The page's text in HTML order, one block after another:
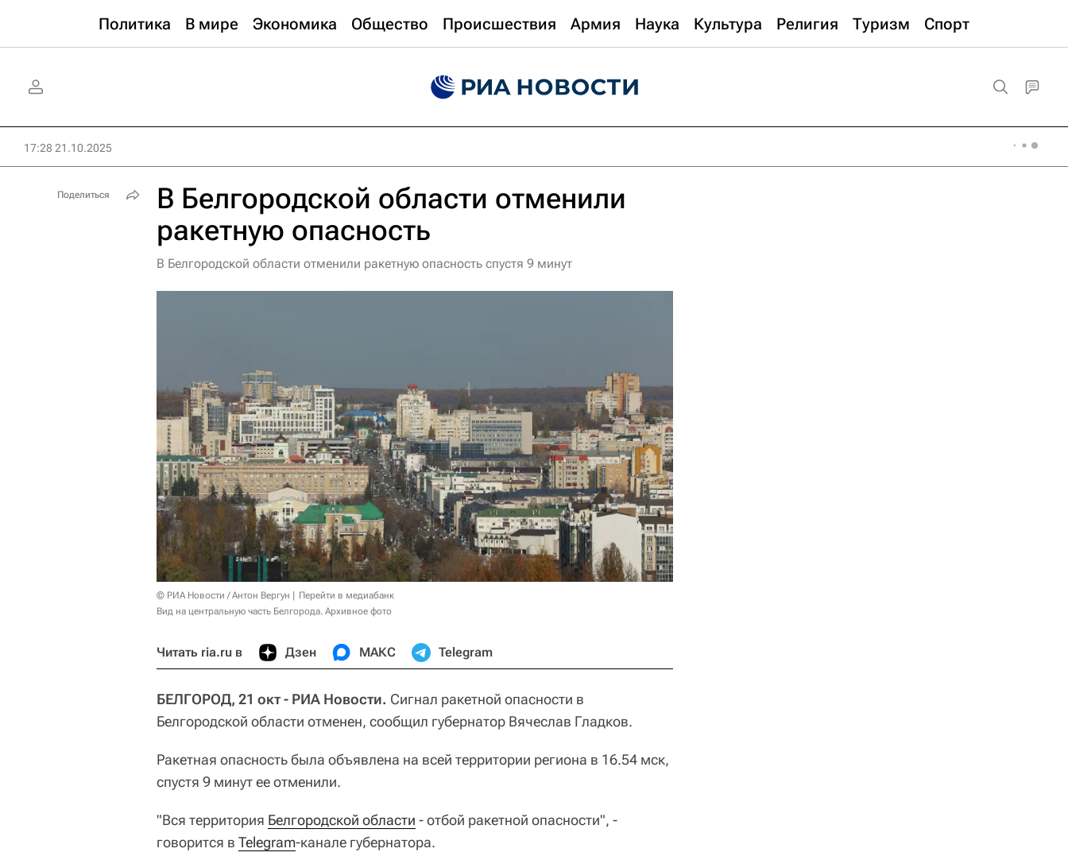
Политика В мире Экономика Общество Происшествия Армия Наука Культура Религия Туризм Спорт
17:28 21.10.2025
В Белгородской области отменили
ракетную опасность
В Белгородской области отменили ракетную опасность спустя 9 минут
© РИА Новости / Антон Вергун
Перейти в медиабанк
Вид на центральную часть Белгорода. Архивное фото
Читать ria.ru в Дзен МАКС Telegram
БЕЛГОРОД, 21 окт - РИА Новости. Сигнал ракетной опасности в
Белгородской области отменен, сообщил губернатор Вячеслав Гладков.
Ракетная опасность была объявлена на всей территории региона в 16.54 мск,
спустя 9 минут ее отменили.
"Вся территория Белгородской области - отбой ракетной опасности", -
говорится в Telegram-канале губернатора.
Поделиться